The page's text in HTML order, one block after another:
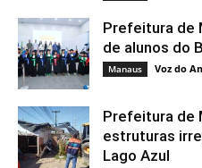
Prefeitura de
de alunos do
Manaus Voz do
Prefeitura de
estruturas
Lago Azul